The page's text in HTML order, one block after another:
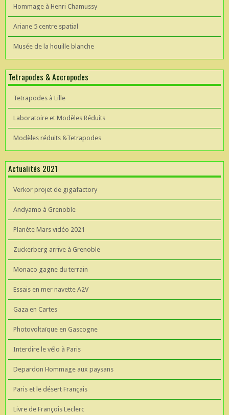
Hommage à Henri Chamussy
Ariane 5 centre spatial
Musée de la houille blanche
Tetrapodes & Accropodes
Tetrapodes à Lille
Laboratoire et Modèles Réduits
Modèles réduits &Tetrapodes
Actualités 2021
Verkor projet de gigafactory
Andyamo à Grenoble
Planète Mars vidéo 2021
Zuckerberg arrive à Grenoble
Monaco gagne du terrain
Essais en mer navette A2V
Gaza en Cartes
Photovoltaïque en Gascogne
Interdire le vélo à Paris
Depardon Hommage aux paysans
Paris et le désert Français
Livre de François Leclerc